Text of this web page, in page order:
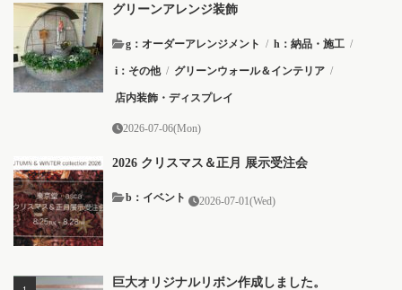
グリーンアレンジ装飾
g：オーダーアレンジメント / h：納品・施工 /
i：その他 / グリーンウォール＆インテリア /
店内装飾・ディスプレイ
2026-07-06(Mon)
2026 クリスマス＆正月 展示受注会
b：イベント 2026-07-01(Wed)
巨大オリジナルリボン作成しました。